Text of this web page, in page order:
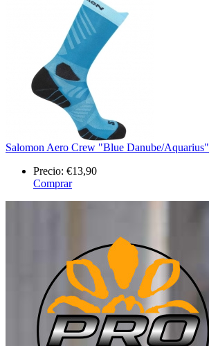
Salomon Aero Crew "Blue Danube/Aquarius"
Precio: €13,90
Comprar